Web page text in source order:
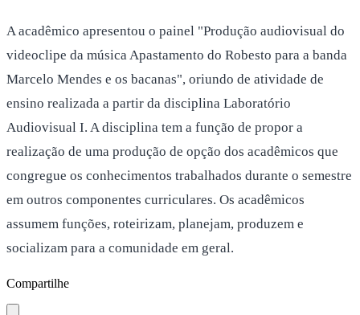
A acadêmico apresentou o painel "Produção audiovisual do
videoclipe da música Apastamento do Robesto para a banda
Marcelo Mendes e os bacanas", oriundo de atividade de
ensino realizada a partir da disciplina Laboratório
Audiovisual I. A disciplina tem a função de propor a
realização de uma produção de opção dos acadêmicos que
congregue os conhecimentos trabalhados durante o semestre
em outros componentes curriculares. Os acadêmicos
assumem funções, roteirizam, planejam, produzem e
socializam para a comunidade em geral.
Compartilhe